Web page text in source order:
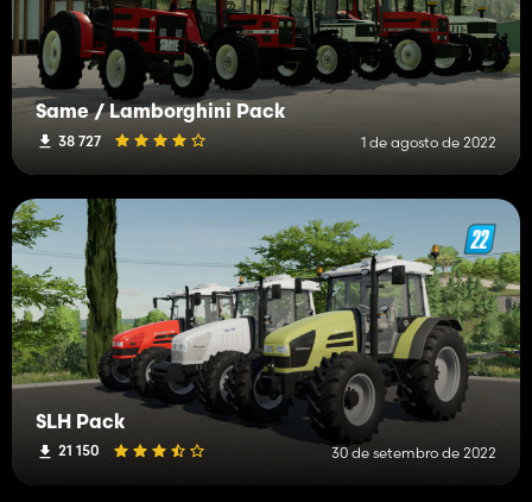
Same / Lamborghini Pack
38 727 1 de agosto de 2022
SLH Pack
21 150 30 de setembro de 2022